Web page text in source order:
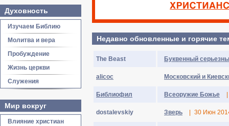
Духовность
Изучаем Библию
Молитва и вера
Пробуждение
Жизнь церкви
Служения
Мир вокруг
Влияние христиан
Недавно обновленные и горячие
The Beast Буквенный
alicoc Московский и
Библиофил Всеоружие Божье
dostalevskiy Зверь 30 Июн